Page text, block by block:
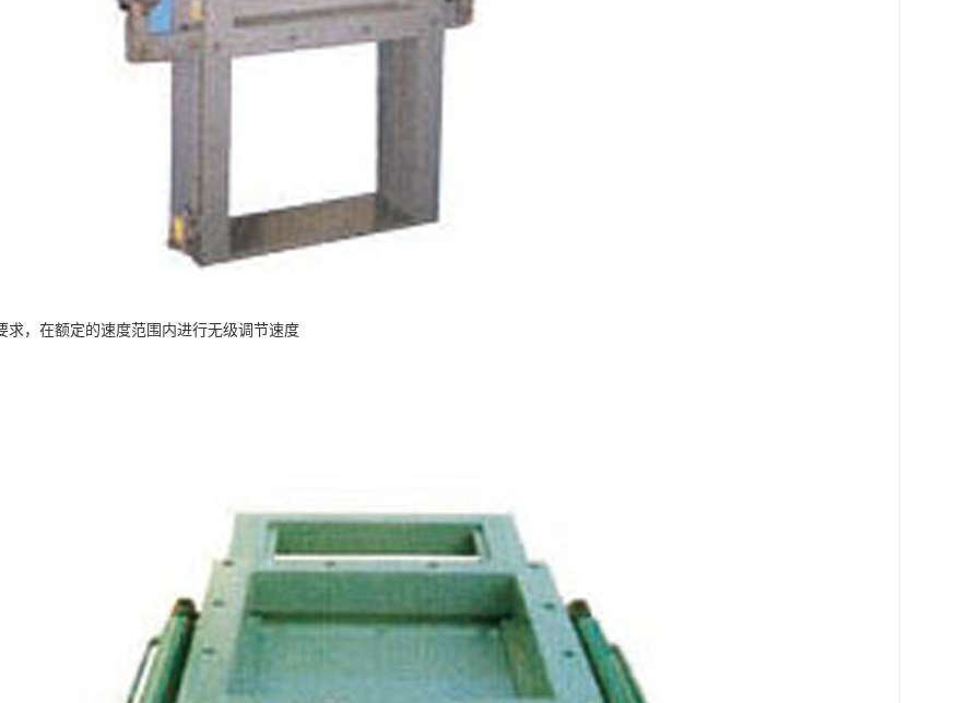
求，在额定的速度范围内进行无级调节速度